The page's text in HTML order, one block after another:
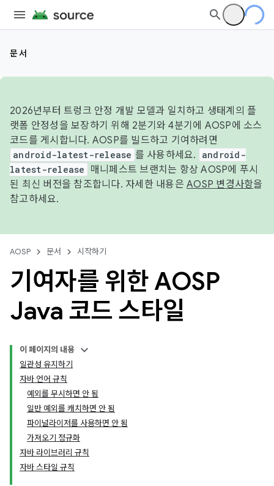
문서
2026년부터 트렁크 안정 개발 모델과 일치하고 생태계의 플
랫폼 안정성을 보장하기 위해 2분기와 4분기에 AOSP에 소스
코드를 게시합니다. AOSP를 빌드하고 기여하려면
android-latest-release 를 사용하세요.
android-
latest-release
매니페스트 브랜치는 항상 AOSP에 푸시
된 최신 버전을 참조합니다. 자세한 내용은 AOSP 변경사항을
참고하세요.
AOSP 문서 시작하기
기여자를 위한 AOSP
Java 코드 스타일
이 페이지의 내용
일관성 유지하기
자바 언어 규칙
예외를 무시하면 안 됨
일반 예외를 캐치하면 안 됨
파이널라이저를 사용하면 안 됨
가져오기 정규화
자바 라이브러리 규칙
자바 스타일 규칙